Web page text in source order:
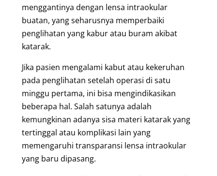
menggantinya dengan lensa intraokular
buatan, yang seharusnya memperbaiki
penglihatan yang kabur atau buram akibat
katarak.
Jika pasien mengalami kabut atau kekeruhan
pada penglihatan setelah operasi di satu
minggu pertama, ini bisa mengindikasikan
beberapa hal. Salah satunya adalah
kemungkinan adanya sisa materi katarak yang
tertinggal atau komplikasi lain yang
memengaruhi transparansi lensa intraokular
yang baru dipasang.